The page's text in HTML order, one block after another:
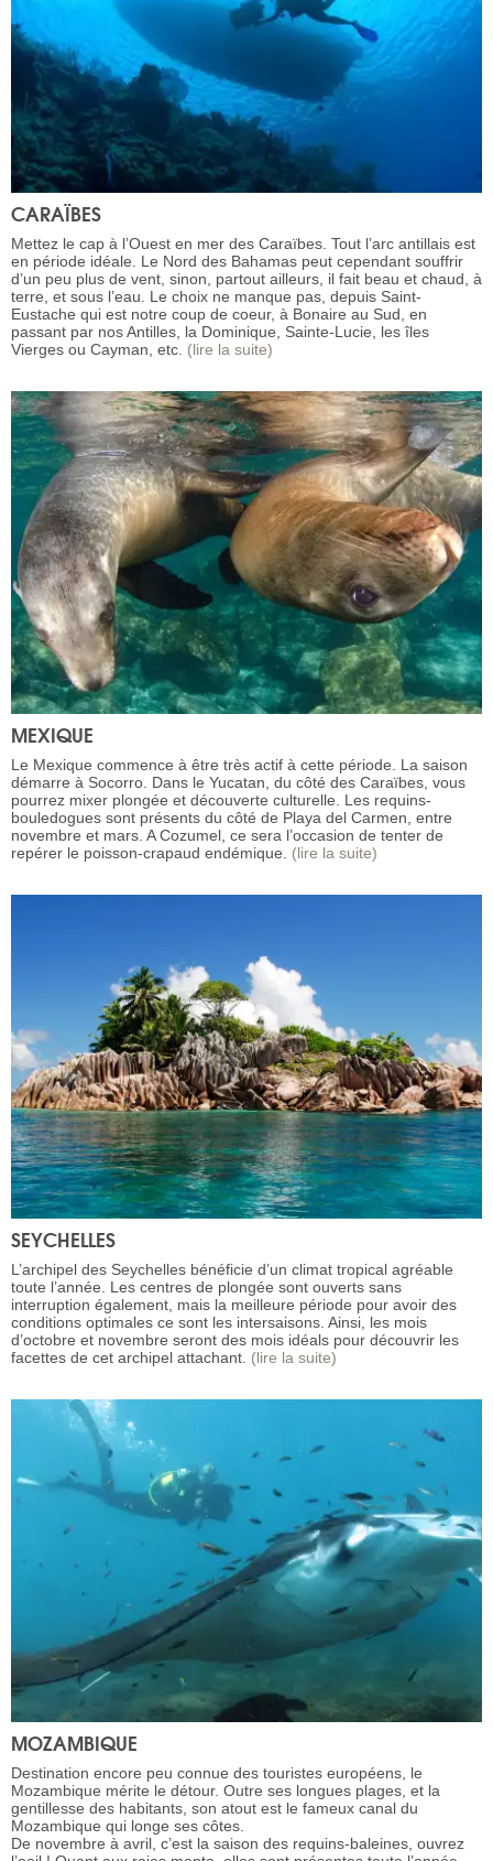
CARAÏBES
Mettez le cap à l’Ouest en mer des Caraïbes. Tout l’arc antillais est
en période idéale. Le Nord des Bahamas peut cependant souffrir
d’un peu plus de vent, sinon, partout ailleurs, il fait beau et chaud, à
terre, et sous l’eau. Le choix ne manque pas, depuis Saint-
Eustache qui est notre coup de coeur, à Bonaire au Sud, en
passant par nos Antilles, la Dominique, Sainte-Lucie, les îles
Vierges ou Cayman, etc. (lire la suite)
MEXIQUE
Le Mexique commence à être très actif à cette période. La saison
démarre à Socorro. Dans le Yucatan, du côté des Caraïbes, vous
pourrez mixer plongée et découverte culturelle. Les requins-
bouledogues sont présents du côté de Playa del Carmen, entre
novembre et mars. A Cozumel, ce sera l’occasion de tenter de
repérer le poisson-crapaud endémique. (lire la suite)
SEYCHELLES
L’archipel des Seychelles bénéficie d’un climat tropical agréable
toute l’année. Les centres de plongée sont ouverts sans
interruption également, mais la meilleure période pour avoir des
conditions optimales ce sont les intersaisons. Ainsi, les mois
d’octobre et novembre seront des mois idéals pour découvrir les
facettes de cet archipel attachant. (lire la suite)
MOZAMBIQUE
Destination encore peu connue des touristes européens, le
Mozambique mérite le détour. Outre ses longues plages, et la
gentillesse des habitants, son atout est le fameux canal du
Mozambique qui longe ses côtes.
De novembre à avril, c’est la saison des requins-baleines, ouvrez